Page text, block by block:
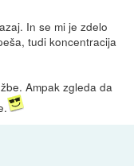
In se mi je zdelo
tudi koncentracija
Ampak zgleda da